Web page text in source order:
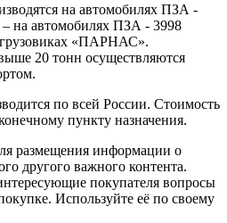
на автомобилях ПЗА -
– на автомобилях ПЗА - 3998
«ПАРНАС».
20 тонн осуществляются
по всей России. Стоимость
пункту назначения.
размещения информации о
другого важного контента.
покупателя вопросы
Используйте её по своему